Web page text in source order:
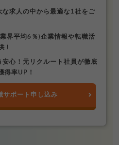
な求人の中から最適な1社をご
界平均6％)企業情報や転職活
！
安心！元リクルート社員が徹底
得率UP！
サポート申し込み